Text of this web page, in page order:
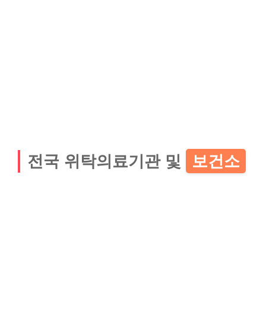
전국 위탁의료기관 및 보건소